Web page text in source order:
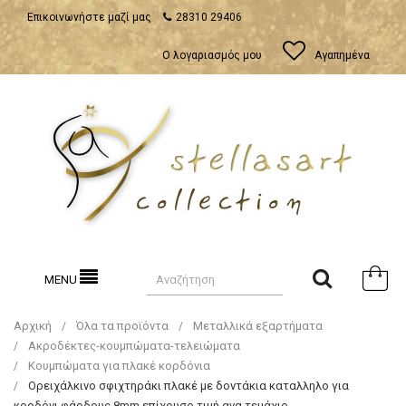
Επικοινωνήστε μαζί μας 28310 29406
Ο λογαριασμός μου Αγαπημένα
MENU
Αρχική Όλα τα προϊόντα
Μεταλλικά εξαρτήματα
Ακροδέκτες-κουμπώματα-τελειώματα
Κουμπώματα για πλακέ κορδόνια
Oρειχάλκινο σφιχτηράκι πλακέ με δοντάκια καταλληλο για